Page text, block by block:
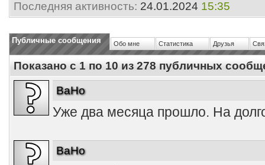
Последняя активность: 24.01.2024 15:35
Публичные сообщения Обо мне Статистика Друзья
Показано с 1 по 10 из 278 публичных
BaHo
Уже два месяца прошло. На
BaHo